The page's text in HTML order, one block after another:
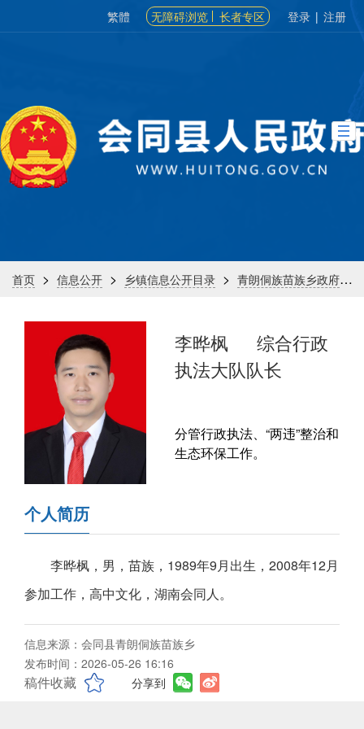
繁體 无障碍浏览 长者专区 登录 | 注册
首页 > 信息公开 > 乡镇信息公开目录 > 青朗侗族苗族乡政府 >
李晔枫
综合行政
执法大队队长
分管行政执法、“两违”整治和
生态环保工作。
个人简历
李晔枫，男，苗族，1989年9月出生，2008年12月
参加工作，高中文化，湖南会同人。
信息来源：会同县青朗侗族苗族乡
发布时间：2026-05-26 16:16
稿件收藏 分享到